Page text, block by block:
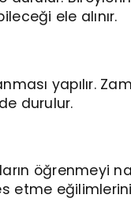
ele alınır.
yapılır.
durulur.
öğrenmeyi
etme